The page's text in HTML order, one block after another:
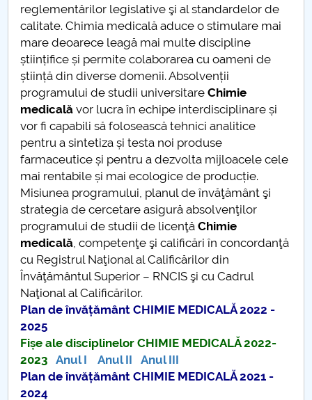
Ghiduri pentru STUDENȚI
Relații Publice
Relații Internaționale
PNRR
Proiect PRIM STUD
Proiect SU-ETIC
Protecția datelor personale
UNIVERSITATE pentru comunitate
IOSUD/CSUD-Doctorate
Comisie de etica unversitară
Evenimente CUP
Accesibilitate pentru studenții cu dizabilități
reglementărilor legislative şi al standardelor de
calitate. Chimia medicală aduce o stimulare mai
mare deoarece leagă mai multe discipline
științifice și permite colaborarea cu oameni de
știință din diverse domenii. Absolvenții
programului de studii universitareChimie
medicală vor lucra în echipe interdisciplinare și
vor fi capabili să folosească tehnici analitice
pentru a sintetiza și testa noi produse
farmaceutice și pentru a dezvolta mijloacele cele
mai rentabile și mai ecologice de producție.
Misiunea programului, planul de învăţământ şi
strategia de cercetare asigură absolvenţilor
programului de studii de licenţăChimie
medicală, competenţe şi calificări în concordanţă
cu Registrul Naţional al Calificărilor din
Învăţământul Superior – RNCIS şi cu Cadrul
Naţional al Calificărilor.
Plan de învățământ CHIMIE MEDICALĂ 2022 -
2025
Fișe ale disciplinelor CHIMIE MEDICALĂ 2022-
2023Anul I Anul II
Anul III
Plan de învățământ CHIMIE MEDICALĂ 2021 -
2024